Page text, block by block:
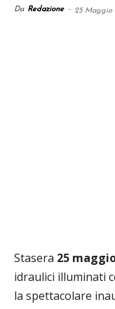
Da Redazione - 25 Maggio
Stasera 25
idraulici illuminati
la spettacolare